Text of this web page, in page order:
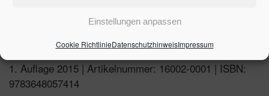
Einstellungen anpassen
Cookie RichtlinieDatenschutzhinweisImpressum
1. Auflage 2015 | Artikelnummer: 16002-0001 | ISBN:
9783648057414